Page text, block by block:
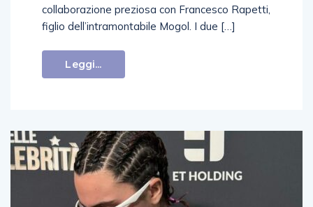
collaborazione preziosa con Francesco Rapetti,
figlio dell’intramontabile Mogol. I due […]
Leggi...